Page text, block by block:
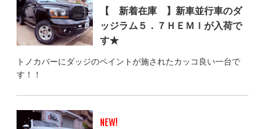
【 新着在庫 】新車並行車のダ
ッジラム５．７ＨＥＭＩが入荷で
す★
トノカバーにダッジのペイントが施されたカッコ良い一台で
す！！
NEW!